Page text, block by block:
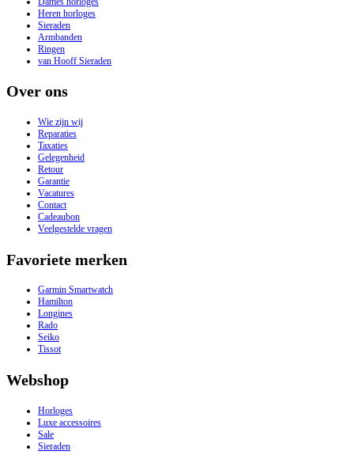
Heren horloges
Sieraden
Armbanden
Ringen
van Hooff Sieraden
Over ons
Wie zijn wij
Reparaties
Taxaties
Gelegenheid
Retour
Garantie
Vacatures
Contact
Cadeaubon
Veelgestelde vragen
Favoriete merken
Garmin Smartwatch
Hamilton
Longines
Rado
Seiko
Tissot
Webshop
Horloges
Luxe accessoires
Sale
Sieraden